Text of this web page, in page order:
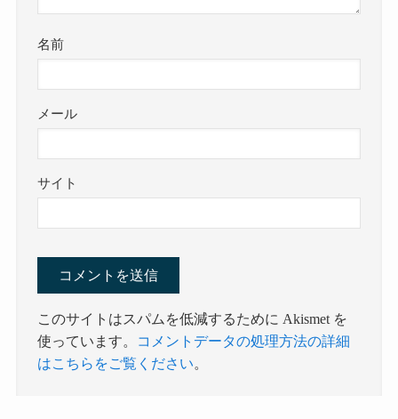
名前
メール
サイト
このサイトはスパムを低減するために Akismet を
使っています。
コメントデータの処理方法の詳細
はこちらをご覧ください。